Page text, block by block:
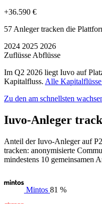
+36.590 €
57 Anleger tracken die
2024 2025 2026
Zuflüsse Abflüsse
Im Q2 2026 liegt Iuvo auf
Kapitalfluss. Alle
Zu den am schnellsten
Iuvo-Anleger
Anteil der Iuvo-Anleger auf
tracken: anonymisierte
mindestens 10 gemeinsamen
Mintos 81 %